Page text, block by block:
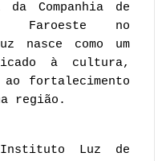
Companhia de
Faroeste no
como um
à cultura,
ao fortalecimento
região.
Instituto Luz de